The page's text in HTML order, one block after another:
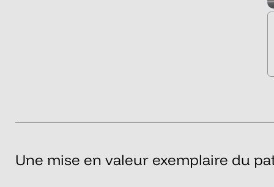
Une mise en valeur exemplaire du